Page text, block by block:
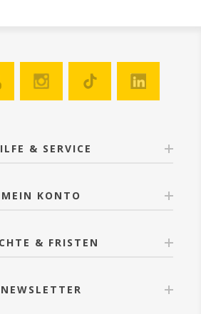
& SERVICE
MEIN KONTO
& FRISTEN
NEWSLETTER